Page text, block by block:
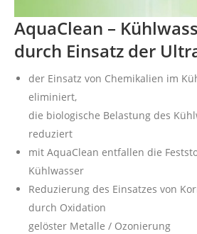
AquaClean –
durch Einsatz der
der Einsatz von Chemikalien im
eliminiert,
die biologische Belastung des
reduziert
mit AquaClean entfallen die
Kühlwasser
Reduzierung des Einsatzes von
durch Oxidation
gelöster Metalle / Ozonierung